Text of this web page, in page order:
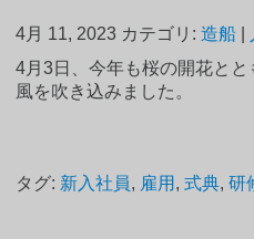
4月 11, 2023 カテゴリ:造船
4月3日、今年も桜の開花と
風を吹き込みました。
タグ: 新入社員, 雇用 ,式典,研